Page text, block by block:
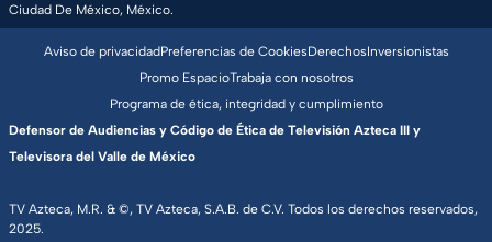
Ciudad De México, México.
TV Azteca, M.R. & ©, TV Azteca, S.A.B. de C.V. Todos los derechos reservados,
2025.
Aviso de privacidadPreferencias de CookiesDerechosInversionistas
Promo EspacioTrabaja con nosotros
Programa de ética, integridad y cumplimiento
Defensor de Audiencias y Código de Ética de Televisión Azteca III y
Televisora del Valle de México